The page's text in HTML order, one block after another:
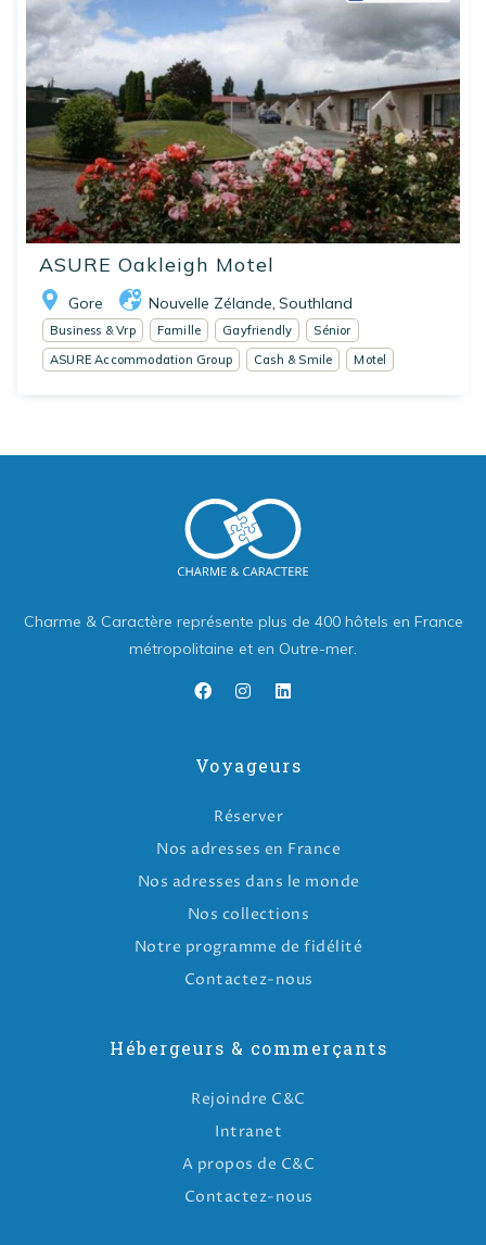
ASURE Oakleigh Motel
Gore Nouvelle Zélande Southland
Business & Vrp Famille Gayfriendly
Sénior
ASURE Accommodation Group
Cash & Smile Motel
Charme & Caractère représente plus de 400 hôtels en France
métropolitaine et en Outre-mer.
Voyageurs
Réserver
Nos adresses en France
Nos adresses dans le monde
Nos collections
Notre programme de fidélité
Contactez-nous
Hébergeurs & commerçants
Rejoindre C&C
Intranet
A propos de C&C
Contactez-nous